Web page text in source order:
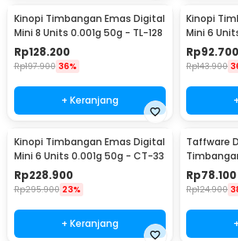
Kinopi Timbangan Emas Digital
Mini 8 Units 0.001g 50g - TL-128
Rp128.200
Rp197.900 36%
+ Keranjang
Kinopi
Mini 6
129
Rp92.700
Rp143.900
Kinopi Timbangan Emas Digital
Mini 6 Units 0.001g 50g - CT-33
Rp228.900
Rp295.900 23%
+ Keranjang
Taffware
Coffee
Rp78.100
Rp124.900